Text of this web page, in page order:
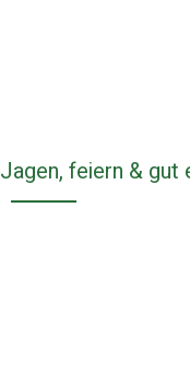
Jagen, feiern & gut